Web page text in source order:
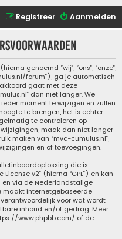
Aanmelden
Registreer
genoemd “wij”, “ons”, “onze”,
forum”), ga je automatisch
gaat met deze
dan niet langer. We
moment te wijzigen en zullen
te brengen, het is echter
te controleren op
maak dan niet langer
maken van “mvc-cumulus.nl”,
en of toevoegingen.
die is
License v2” (hierna “GPL”) en kan
en via de Nederlandstalige
maakt internetgebaseerde
voor wat wordt
inhoud en/of gedrag. Meer
www.phpbb.com/ of de